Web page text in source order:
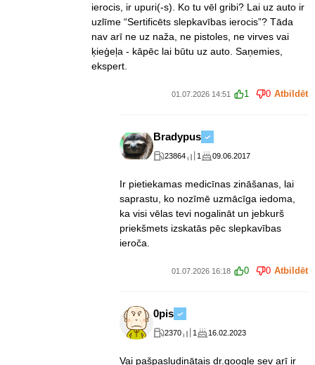
ierocis, ir upuri(-s). Ko tu vēl gribi? Lai uz auto ir
uzlīme “Sertificēts slepkavības ierocis”? Tāda
nav arī ne uz naža, ne pistoles, ne virves vai
ķieģeļa - kāpēc lai būtu uz auto. Saņemies,
ekspert.
01.07.2026 14:51 1 0 Atbildēt
Bradypus
23864 1 09.06.2017
Ir pietiekamas medicīnas zināšanas, lai
saprastu, ko nozīmē uzmācīga iedoma,
ka visi vēlas tevi nogalināt un jebkurš
priekšmets izskatās pēc slepkavības
ieroča.
01.07.2026 16:18 0 0 Atbildēt
0pis
2370 1 16.02.2023
Vai pašpasludinātais dr.google sev arī ir